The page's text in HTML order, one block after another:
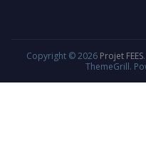
Copyright © 2026 Projet FEES
ThemeGrill.